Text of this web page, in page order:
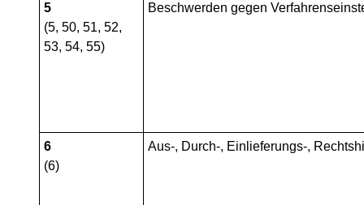
5
(5, 50, 51, 52,
53, 54, 55)
Beschwerden gegen
6
(6)
Aus-, Durch-, Einlieferungs-,